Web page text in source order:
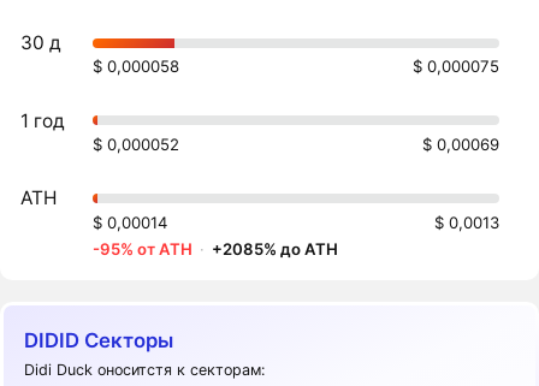
30 д
$ 0,000058 $ 0,000075
1 год
$ 0,000052 $ 0,00069
ATH
$ 0,00014
$ 0,0013
-95% от ATH · +2085% до ATH
DIDID Секторы
Didi Duck оноситстя к секторам: